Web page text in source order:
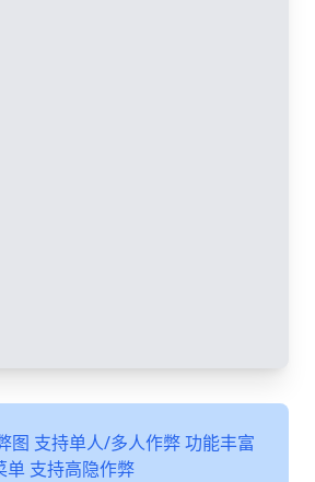
图 支持单人/多人作弊 功能丰富
单 支持高隐作弊